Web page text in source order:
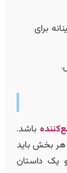
باشد.
باید